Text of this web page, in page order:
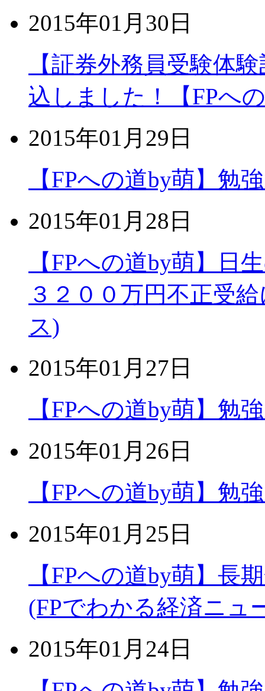
2015年01月30日
【証券外務員受験体
込しました！【FPへ
2015年01月29日
【FPへの道by萌】勉
2015年01月28日
【FPへの道by萌】日
３２００万円不正受
ス)
2015年01月27日
【FPへの道by萌】勉
2015年01月26日
【FPへの道by萌】勉
2015年01月25日
【FPへの道by萌】
(FPでわかる経済ニュ
2015年01月24日